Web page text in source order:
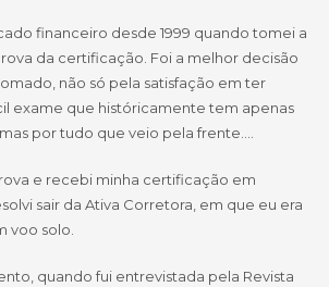
financeiro desde 1999 quando tomei a
da certificação. Foi a melhor decisão
não só pela satisfação em ter
exame que históricamente tem apenas
por tudo que veio pela frente….
e recebi minha certificação em
sair da Ativa Corretora, em que eu era
voo solo.
quando fui entrevistada pela Revista